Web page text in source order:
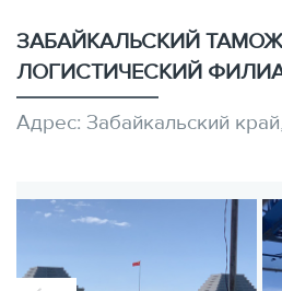
ЗАБАЙКАЛЬСКИЙ
ЛОГИСТИЧЕСКИЙ
Адрес: Забайкальский